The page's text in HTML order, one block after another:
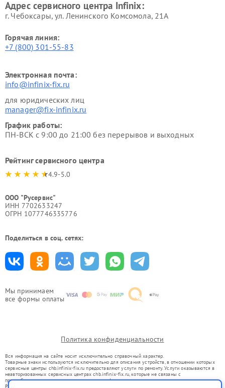
Мы принимаем
все формы оплаты
Адрес сервисного центра Infinix:
г. Чебоксары, ул. Ленинского Комсомола, 21А
Горячая линия:
+7 (800) 301-55-83
Электронная почта:
info@infinix-fix.ru
для юридических лиц
manager@fix-infinix.ru
График работы:
ПН-ВСК с 9:00 до 21:00 без перерывов и выходных
Рейтинг сервисного центра
4.9-5.0
ООО "Русервис"
ИНН 7702633247
ОГРН 1077746335776
Поделиться в соц. сетях:
Политика конфиденциальности
Вся информация на сайте носит исключительно справочный характер.
Товарные знаки используются исключительно для описания устройств, в отношении которых
сервисные центры chb.infinix-fix.ru предоставляют услуги по ремонту. Услуги оказываются в
неавторизованных сервисных центрах chb.infinix-fix.ru, которые не связаны с
правообладателями товарных знаков или их официальными представителями.
Ремонт осуществляется для устройств, уже введенных в гражданский оборот в соответствии